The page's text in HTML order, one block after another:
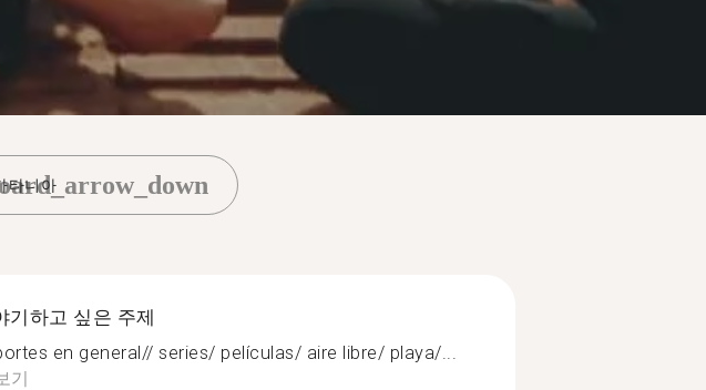
타니아
기하고 싶은 주제
en general// series/ películas/ aire libre/ playa/...
기